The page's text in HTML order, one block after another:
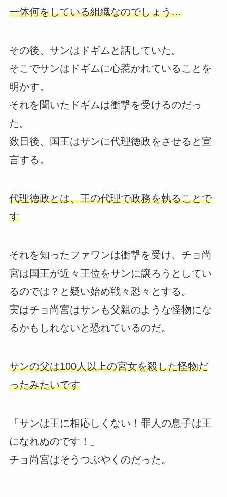
一体何をしている組織なのでしょう…
その後、サンはドギムと話していた。
そこでサンはドギムに心惹かれていることを
明かす。
それを聞いたドギムは衝撃を受けるのだっ
た。
数日後、国王はサンに代理徳政をさせると宣
言する。
代理徳政とは、王の代理で政務を執ることで
す
それを知ったファワンは衝撃を受け、チョ尚
宮は国王が近々王位をサンに譲ろうとしてい
るのでは？と疑い始め戦々恐々とする。
実はチョ尚宮はサンも父親のような怪物にな
るかもしれないと恐れているのだ。
サンの父は100人以上の宮女を殺した怪物だ
ったみたいです
「サンは王に相応しくない！罪人の息子は王
になれぬのです！」
チョ尚宮はそうつぶやくのだった。